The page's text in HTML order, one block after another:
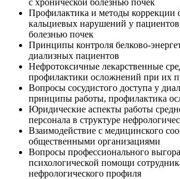
Профилактика и методы коррекции
кальциевых нарушений у пациентов
болезнью почек
Принципы контроля белково-
диализных пациентов
Нефротоксичные лекарственные
профилактики осложнений при их
Вопросы сосудистого доступа у
принципы работы, профилактика
Юридические аспекты работы
персонала в структуре
Взаимодействие с медицинского
общественными организациями
Вопросы профессионального
психологической помощи
нефрологического профиля